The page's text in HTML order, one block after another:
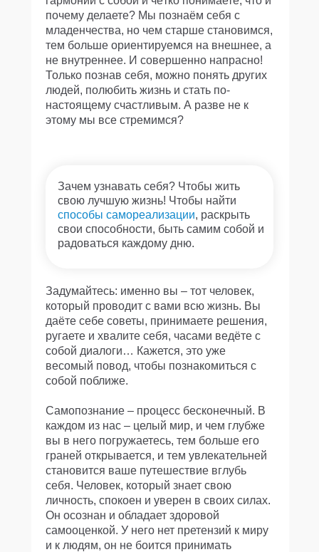
почему делаете? Мы познаём себя с
младенчества, но чем старше становимся,
тем больше ориентируемся на внешнее, а
не внутреннее. И совершенно напрасно!
Только познав себя, можно понять других
людей, полюбить жизнь и стать по-
настоящему счастливым. А разве не к
этому мы все стремимся?
Зачем узнавать себя? Чтобы жить
свою лучшую жизнь! Чтобы найти
способы самореализации, раскрыть
свои способности, быть самим собой и
радоваться каждому дню.
Задумайтесь: именно вы – тот человек,
который проводит с вами всю жизнь. Вы
даёте себе советы, принимаете решения,
ругаете и хвалите себя, часами ведёте с
собой диалоги… Кажется, это уже
весомый повод, чтобы познакомиться с
собой поближе.
Самопознание – процесс бесконечный. В
каждом из нас – целый мир, и чем глубже
вы в него погружаетесь, тем больше его
граней открывается, и тем увлекательней
становится ваше путешествие вглубь
себя. Человек, который знает свою
личность, спокоен и уверен в своих силах.
Он осознан и обладает здоровой
самооценкой. У него нет претензий к миру
и к людям, он не боится принимать